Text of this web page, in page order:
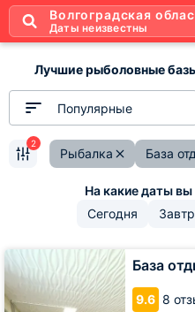
Волгоградская
Даты неизвестны
Лучшие рыболовные
Популярные
Рыбалка База
2
Сегодня
База
9.6 8
База
отдыха
МЁД